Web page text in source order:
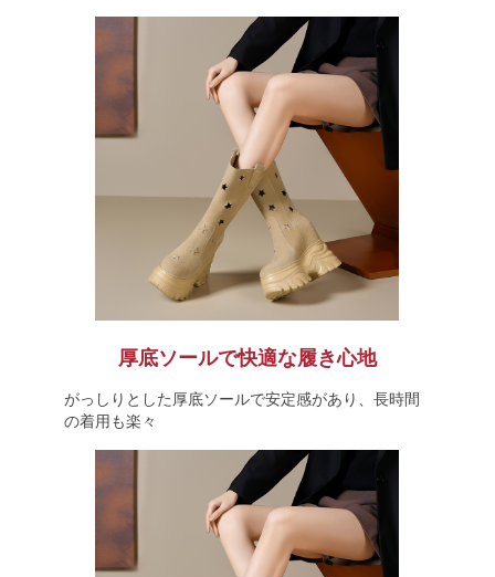
厚底ソールで快適な履き心地
がっしりとした厚底ソールで安定感があり、長時間
の着用も楽々